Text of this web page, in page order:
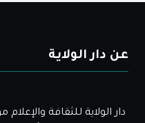
عن دار الولاية
دار الولاية للثقافة